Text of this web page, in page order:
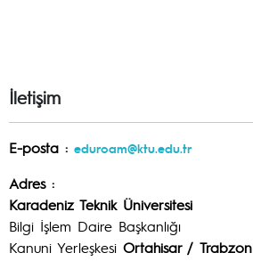
İletişim
E-posta : eduroam@ktu.edu.tr
Adres :
Karadeniz Teknik Üniversitesi
Bilgi İşlem Daire Başkanlığı
Kanuni Yerleşkesi Ortahisar / Trabzon